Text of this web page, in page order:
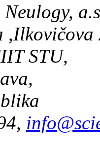
Neulogy,
,Ilkovičova
STU,